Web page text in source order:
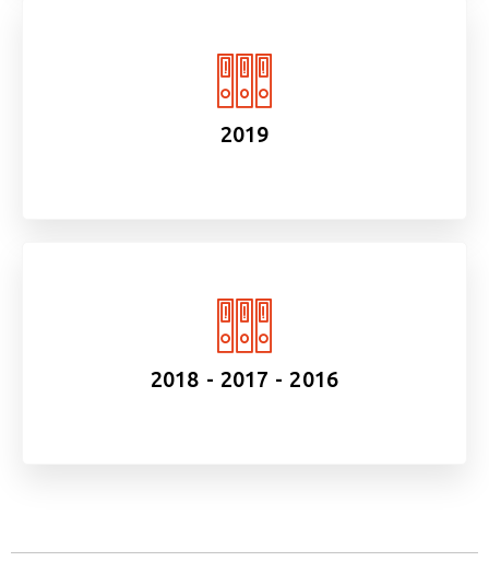
2019
2018 - 2017 - 2016